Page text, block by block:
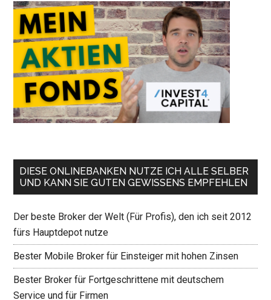
DIESE ONLINEBANKEN NUTZE ICH ALLE SELBER
UND KANN SIE GUTEN GEWISSENS EMPFEHLEN
Der beste Broker der Welt (Für Profis), den ich seit 2012
fürs Hauptdepot nutze
Bester Mobile Broker für Einsteiger mit hohen Zinsen
Bester Broker für Fortgeschrittene mit deutschem
Service und für Firmen